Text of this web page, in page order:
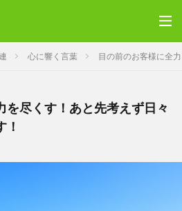
心に響く言葉 目の前のお客様に全
を尽くす！あと先考えず日々